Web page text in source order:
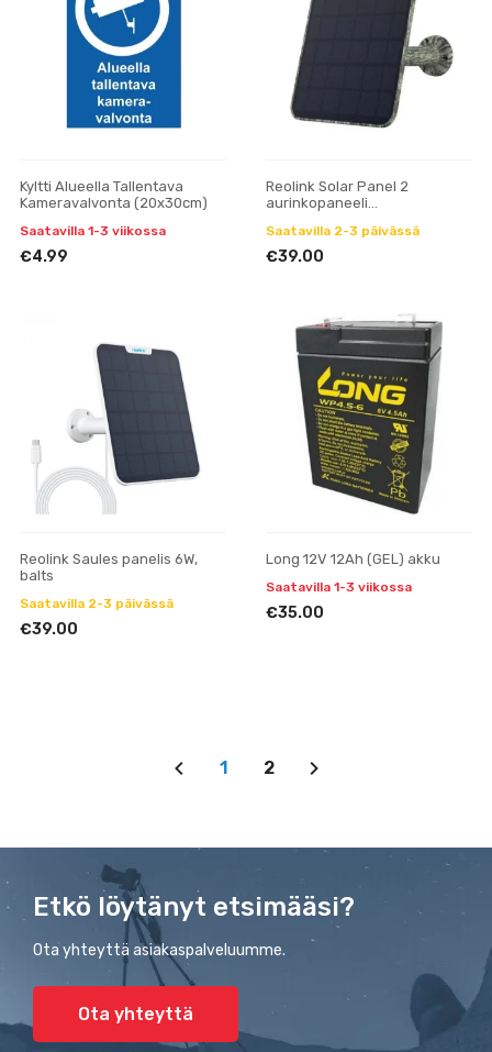
Kyltti Alueella Tallentava
Kameravalvonta (20x30cm)
Saatavilla 1-3 viikossa
€4.99
Reolink Solar Panel 2
aurinkopaneeli
Saatavilla 2-3 päivässä
€39.00
Reolink Saules panelis 6W,
balts
Saatavilla 2-3 päivässä
€39.00
Long 12V 12Ah (GEL) akku
Saatavilla 1-3 viikossa
€35.00
1 2
Etkö löytänyt etsimääsi?
Ota yhteyttä asiakaspalveluumme.
Ota yhteyttä